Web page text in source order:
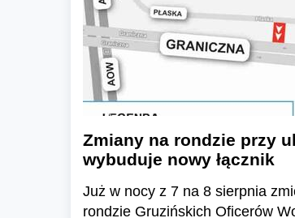
Zmiany na rondzie przy
wybuduje nowy łącznik
Już w nocy z 7 na 8 sierpnia
rondzie Gruzińskich Oficerów